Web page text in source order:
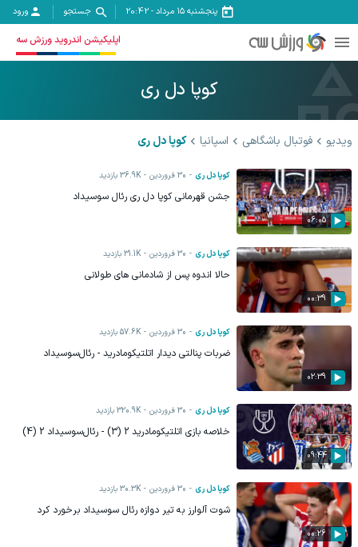
پنجشنبه ۱۵ مرداد -
20:42 جستجو ورود
اپلیکیشن اندروید ورزش سه
کوپا دل ری
ویدیو فوتبال باشگاهی اسپانیا کوپا دل ری
06:05
کوپا دل ری 30 فروردين 36.9Kبازدید
جشن قهرمانی کوپا دل ری رئال سوسیداد
00:39
کوپا دل ری 30 فروردين 31.1Kبازدید
حالا اندوه پس از شادمانی های طولانی
02:39
کوپا دل ری 30 فروردين 57.6Kبازدید
ضربات پنالتی دیدار اتلتیکومادرید - رئال‌سوسیداد
09:44
کوپا دل ری 30 فروردين 320.9Kبازدید
خلاصه بازی اتلتیکومادرید 2 (3) - رئال‌سوسیداد 2 (4)
00:26
کوپا دل ری 30 فروردين 30.3Kبازدید
شوت آلوارز به تیر دوازه رئال سوسیداد برخورد کرد